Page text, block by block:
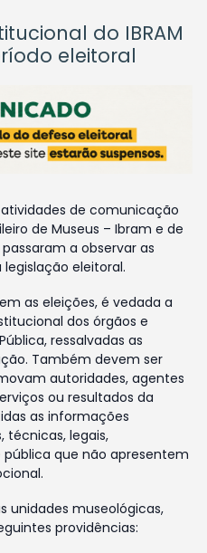
do IBRAM
eleitoral
de comunicação
de Museus – Ibram e de
a observar as
eleitoral.
as eleições, é vedada a
dos órgãos e
ressalvadas as
Também devem ser
autoridades, agentes
ou resultados da
as informações
legais,
que não apresentem
unidades museológicas,
providências: